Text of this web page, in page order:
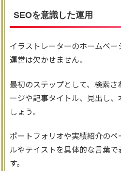
SEOを意識した運用
イラストレーターのホームペ
運営は欠かせません。
最初のステップとして、検索
ージや記事タイトル、見出し
しょう。
ポートフォリオや実績紹介の
ルやテイストを具体的な言葉
す。